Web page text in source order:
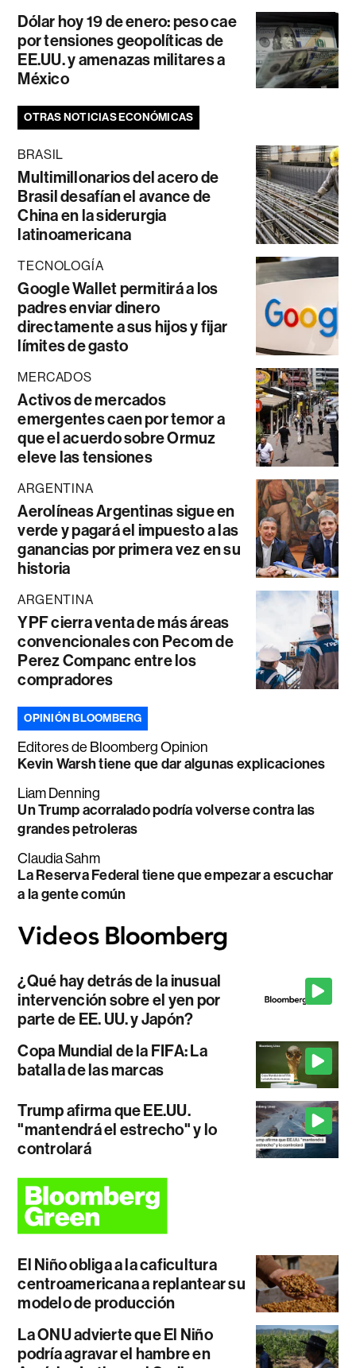
Dólar hoy 19 de enero: peso cae
por tensiones geopolíticas de
EE.UU. y amenazas militares a
México
OTRAS NOTICIAS ECONÓMICAS
BRASIL
Multimillonarios del acero de
Brasil desafían el avance de
China en la siderurgia
latinoamericana
TECNOLOGÍA
Google Wallet permitirá a los
padres enviar dinero
directamente a sus hijos y fijar
límites de gasto
MERCADOS
Activos de mercados
emergentes caen por temor a
que el acuerdo sobre Ormuz
eleve las tensiones
ARGENTINA
Aerolíneas Argentinas sigue en
verde y pagará el impuesto a las
ganancias por primera vez en su
historia
ARGENTINA
YPF cierra venta de más áreas
convencionales con Pecom de
Perez Companc entre los
compradores
OPINIÓN BLOOMBERG
Editores de Bloomberg Opinion
Kevin Warsh tiene que dar algunas explicaciones
Liam Denning
Un Trump acorralado podría volverse contra las
grandes petroleras
Claudia Sahm
La Reserva Federal tiene que empezar a escuchar
a la gente común
¿Qué hay detrás de la inusual
intervención sobre el yen por
parte de EE. UU. y Japón?
Copa Mundial de la FIFA: La
batalla de las marcas
Trump afirma que EE.UU.
"mantendrá el estrecho" y lo
controlará
El Niño obliga a la caficultura
centroamericana a replantear su
modelo de producción
La ONU advierte que El Niño
podría agravar el hambre en